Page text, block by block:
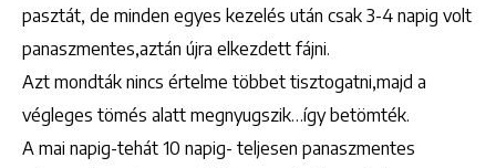
pasztát, de minden egyes kezelés után csak 3-4 napig volt
panaszmentes,aztán újra elkezdett fájni.
Azt mondták nincs értelme többet tisztogatni,majd a
végleges tömés alatt megnyugszik…így betömték.
A mai napig-tehát 10 napig- teljesen panaszmentes